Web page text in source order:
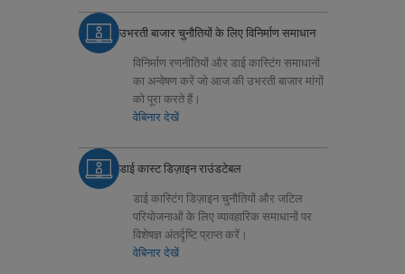
उभरती बाजार चुनौतियों के लिए विनिर्माण समाधान
विनिर्माण रणनीतियों और डाई कास्टिंग समाधानों
का अन्वेषण करें जो आज की उभरती बाजार मांगों
को पूरा करते हैं।
वेबिनार देखें
डाई कास्ट डिज़ाइन राउंडटेबल
डाई कास्टिंग डिज़ाइन चुनौतियों और जटिल
परियोजनाओं के लिए व्यावहारिक समाधानों पर
विशेषज्ञ अंतर्दृष्टि प्राप्त करें।
वेबिनार देखें